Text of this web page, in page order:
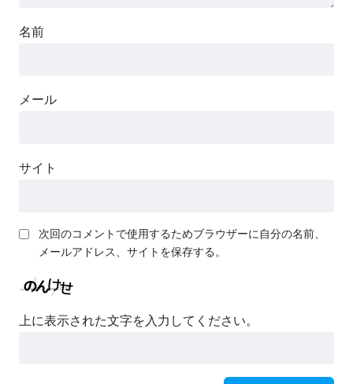
名前
メール
サイト
次回のコメントで使用するためブラウザーに自分の名前、
メールアドレス、サイトを保存する。
上に表示された文字を入力してください。